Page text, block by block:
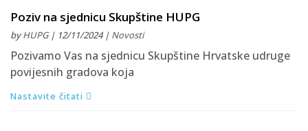
Poziv na sjednicu Skupštine HUPG
byHUPG| 12/11/2024 | Novosti
Pozivamo Vas na sjednicu Skupštine Hrvatske udruge
povijesnih gradova koja
Nastavite čitati